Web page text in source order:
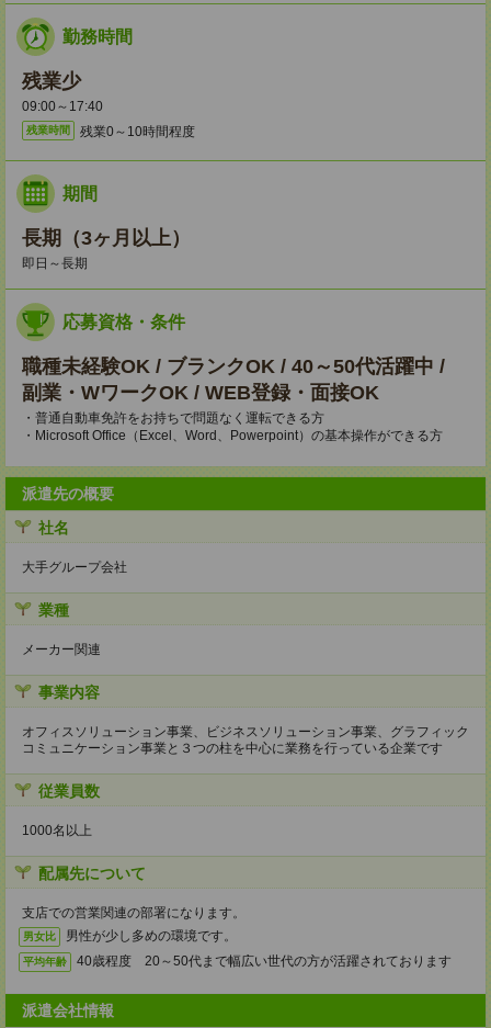
勤務時間
残業少
09:00～17:40
残業時間 残業0～10時間程度
期間
長期（3ヶ月以上）
即日～長期
応募資格・条件
職種未経験OK / ブランクOK / 40～50代活躍中 /
副業・WワークOK / WEB登録・面接OK
・普通自動車免許をお持ちで問題なく運転できる方
・Microsoft Office（Excel、Word、Powerpoint）の基本操作ができる方
派遣先の概要
社名
大手グループ会社
業種
メーカー関連
事業内容
オフィスソリューション事業、ビジネスソリューション事業、グラフィック
コミュニケーション事業と３つの柱を中心に業務を行っている企業です
従業員数
1000名以上
配属先について
支店での営業関連の部署になります。
男女比 男性が少し多めの環境です。
平均年齢 40歳程度 20～50代まで幅広い世代の方が活躍されております
派遣会社情報